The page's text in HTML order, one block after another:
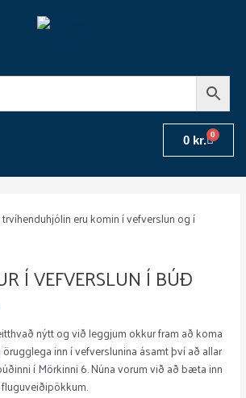
0 kr. 0
Cart
Í VEFVERSLUN Í BÚÐ
nýtt og við leggjum okkur fram að koma
inn í vefverslunina ásamt því að allar
í Mörkinni 6. Núna vorum við að bæta inn